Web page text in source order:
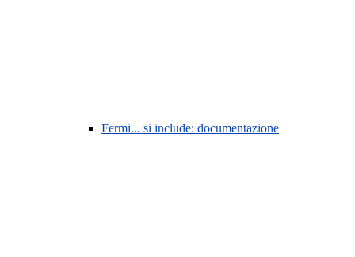
Fermi... si include: documentazione